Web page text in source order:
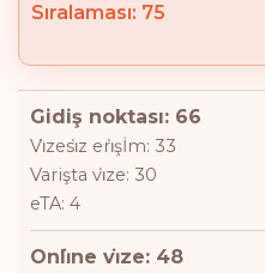
Sıralaması: 75
Gidiş noktası: 66
Vi̇zesi̇z eri̇şİm: 33
Varişta vi̇ze: 30
eTA: 4
Onli̇ne vi̇ze: 48